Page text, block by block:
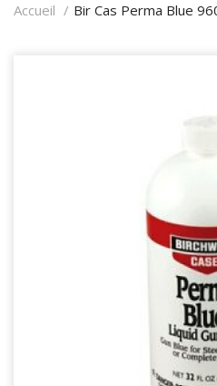
Accueil Bir Cas Perma Blue